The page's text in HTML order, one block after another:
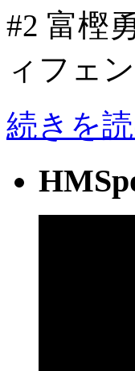
#2 富樫
ィフェン
続きを